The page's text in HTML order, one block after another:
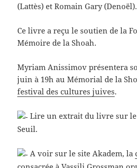
(Lattès) et Romain Gary (Denoël).
Ce livre a reçu le soutien de la
Mémoire de la Shoah.
Myriam Anissimov présentera
juin à 19h au Mémorial de la
festival des cultures juives.
Lire un extrait du livre sur le
Seuil.
A voir sur le site Akadem, la